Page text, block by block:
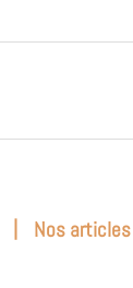
| Nos articles